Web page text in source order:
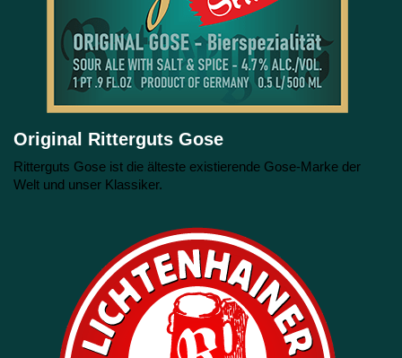
Original Ritterguts Gose
Ritterguts Gose ist die älteste existierende Gose-Marke der
Welt und unser Klassiker.